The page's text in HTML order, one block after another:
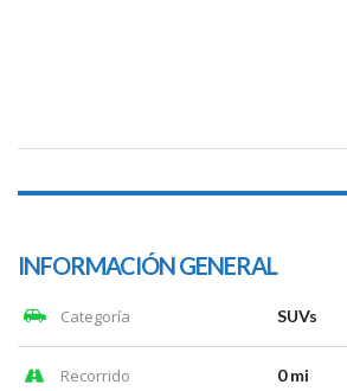
INFORMACIÓN GENERAL
Categoría SUVs
Recorrido 0 mi